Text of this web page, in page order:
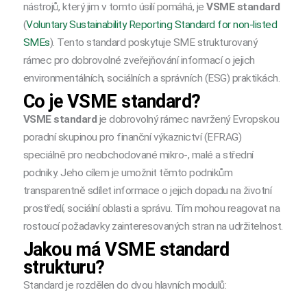
nástrojů, který jim v tomto úsilí pomáhá, jeVSME standard
(Voluntary Sustainability Reporting Standard for non-listed
SMEs). Tento standard poskytuje SME strukturovaný
rámec pro dobrovolné zveřejňování informací o jejich
environmentálních, sociálních a správních (ESG) praktikách.
Co je VSME standard?
VSME standardje dobrovolný rámec navržený Evropskou
poradní skupinou pro finanční výkaznictví (EFRAG)
speciálně pro neobchodované mikro-, malé a střední
podniky. Jeho cílem je umožnit těmto podnikům
transparentně sdílet informace o jejich dopadu na životní
prostředí, sociální oblasti a správu. Tím mohou reagovat na
rostoucí požadavky zainteresovaných stran na udržitelnost.
Jakou má VSME standard
strukturu?
Standard je rozdělen do dvou hlavních modulů: